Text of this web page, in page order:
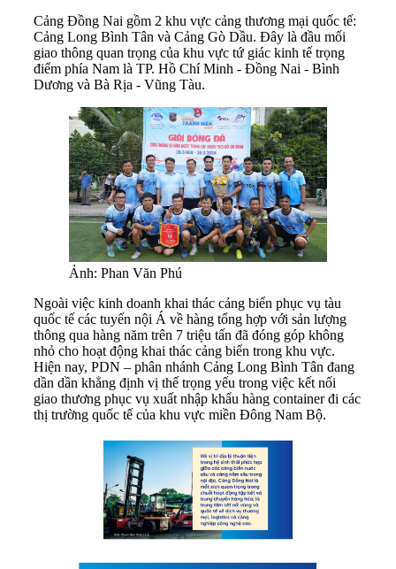
Cảng Đồng Nai gồm 2 khu vực cảng thương mại quốc tế:
Cảng Long Bình Tân và Cảng Gò Dầu. Đây là đầu mối
giao thông quan trọng của khu vực tứ giác kinh tế trọng
điểm phía Nam là TP. Hồ Chí Minh - Đồng Nai - Bình
Dương và Bà Rịa - Vũng Tàu.
Ảnh: Phan Văn Phú
Ngoài việc kinh doanh khai thác cảng biển phục vụ tàu
quốc tế các tuyến nội Á về hàng tổng hợp với sản lượng
thông qua hàng năm trên 7 triệu tấn đã đóng góp không
nhỏ cho hoạt động khai thác cảng biển trong khu vực.
Hiện nay, PDN – phân nhánh Cảng Long Bình Tân đang
dần dần khẳng định vị thế trọng yếu trong việc kết nối
giao thương phục vụ xuất nhập khẩu hàng container đi các
thị trường quốc tế của khu vực miền Đông Nam Bộ.